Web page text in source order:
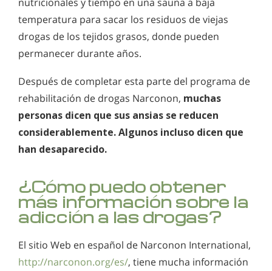
temperatura para sacar los residuos de viejas
drogas de los tejidos grasos, donde pueden
permanecer durante años.
Después de completar esta parte del programa de
rehabilitación de drogas Narconon, muchas
personas dicen que sus ansias se reducen
considerablemente. Algunos incluso dicen que
han desaparecido.
¿Cómo puedo obtener
más información sobre la
adicción a las drogas?
El sitio Web en español de Narconon International,
http://narconon.org/es/, tiene mucha información